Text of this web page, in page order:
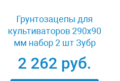
Грунтозацепы для
культиваторов 290х90
мм набор 2 шт Зубр
2 262 руб.